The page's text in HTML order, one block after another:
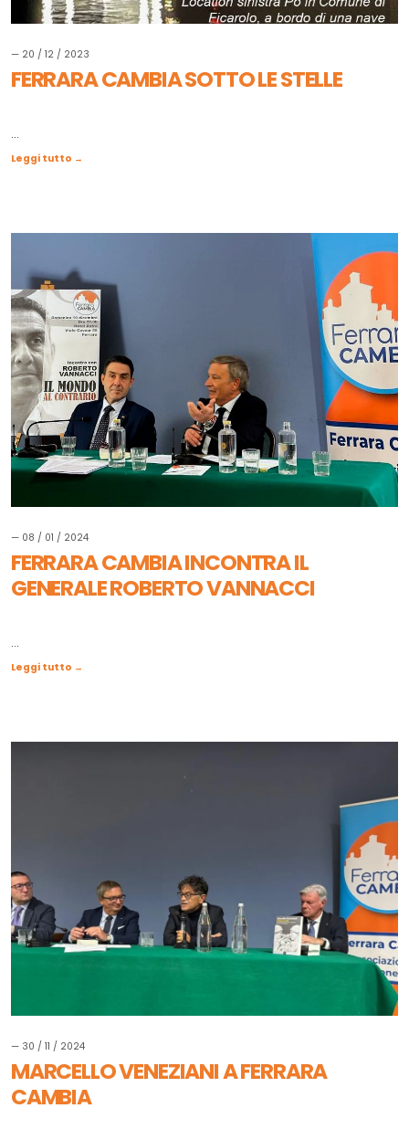
— 20 / 12 / 2023
FERRARA CAMBIA SOTTO LE STELLE
...
Leggi tutto →
— 08 / 01 / 2024
FERRARA CAMBIA INCONTRA IL
GENERALE ROBERTO VANNACCI
...
Leggi tutto →
— 30 / 11 / 2024
MARCELLO VENEZIANI A FERRARA
CAMBIA